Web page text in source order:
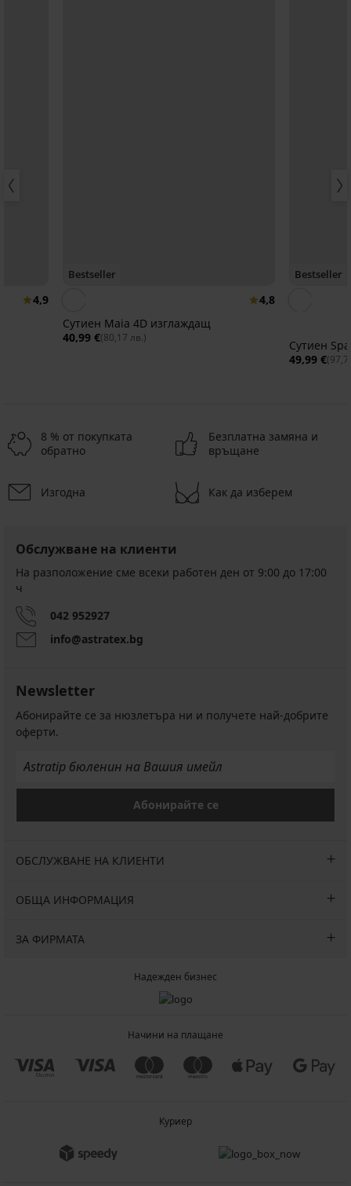
4,9
Bestseller
4,8
Сутиен Maia 4D изглаждащ
40,99 €(80,17 лв.)
Bestseller
Сутиен
49,99 €
Разпродажба
Плажна
рокля
Amachi
Plus
(40,09
лв.)
Първоначална цена
40,99
€
лв.)
8 % от покупката
обратно
Безплатна замяна и
връщане
Изгодна Как да изберем
Обслужване на клиенти
На разположение сме всеки работен ден от 9:00 до 17:00
ч
042 952927
info@astratex.bg
Newsletter
Абонирайте се за нюзлетъра ни и получете най-добрите
оферти.
Абонирайте се
ОБСЛУЖВАНЕ НА КЛИЕНТИ
ОБЩА ИНФОРМАЦИЯ
ЗА ФИРМАТА
Надежден бизнес
Начини на плащане
Куриер